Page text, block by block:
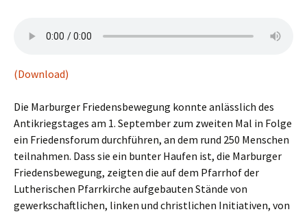
(Download)
Die Marburger Friedensbewegung konnte anlässlich des
Antikriegstages am 1. September zum zweiten Mal in Folge
ein Friedensforum durchführen, an dem rund 250 Menschen
teilnahmen. Dass sie ein bunter Haufen ist, die Marburger
Friedensbewegung, zeigten die auf dem Pfarrhof der
Lutherischen Pfarrkirche aufgebauten Stände von
gewerkschaftlichen, linken und christlichen Initiativen, von